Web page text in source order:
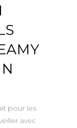
pour les
avec